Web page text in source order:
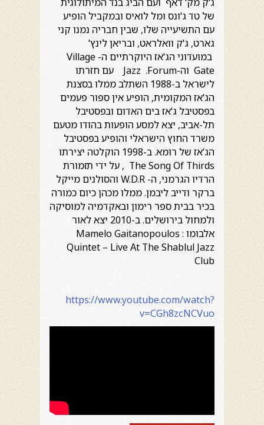
של טד ג'ונס ומל לואיס ובמקביל הופיע
עם התשיעייה שלו, שבין חבריה נמנו קני
גארט, ג'ק וואלראט, ובריאן לינץ'
במועדוני הג'אז היוקרתיים ה- Village
Gate וה-Jazz .Forum עם חזרתו
לישראל ב-1988 השתלב ממלו בסצנת
הג'אז המקומית, הופיע אין ספור פעמים
בפסטיבל ג'אז בים האדום ובפסטיבל
תל-אביב, יצא למסע הופעות בהודו מטעם
משרד החוץ הישראלי והופיע בפסטיבל
הג’אז של רומא. ב-1998 הוקלטה יצירתו
The Song Of Thirds , על ידי תזמורת
הרדיו הגרמני, ה- W.D.R והסולנים מייקל
ברקר ודייב ליבמן. ממלו מכהן כיום כמורה
בכיר בבית ספר רימון ובאקדמיה למוסיקה
ולמחול בירושלים. ב-2010 יצא לאור
אלבומו : Mamelo Gaitanopoulos
Quintet – Live At The Shablul Jazz
Club
https://www.youtube.com/watch?
v=CGh8zcNCVuo